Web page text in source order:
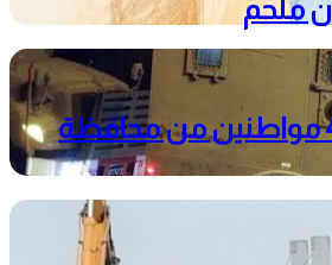
ملحم
الاحتلال يعتقل 4 مواطنين من محافظة